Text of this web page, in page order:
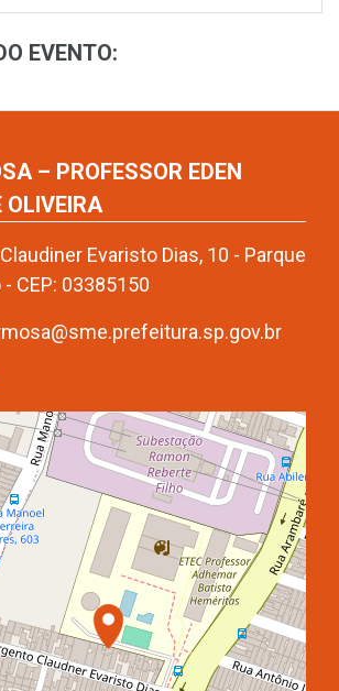
EVENTO:
– PROFESSOR EDEN
OLIVEIRA
Evaristo Dias, 10 - Parque
CEP: 03385150